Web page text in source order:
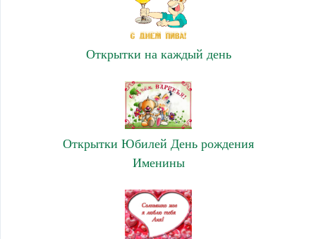
Открытки на каждый день
Открытки Юбилей День рождения
Именины